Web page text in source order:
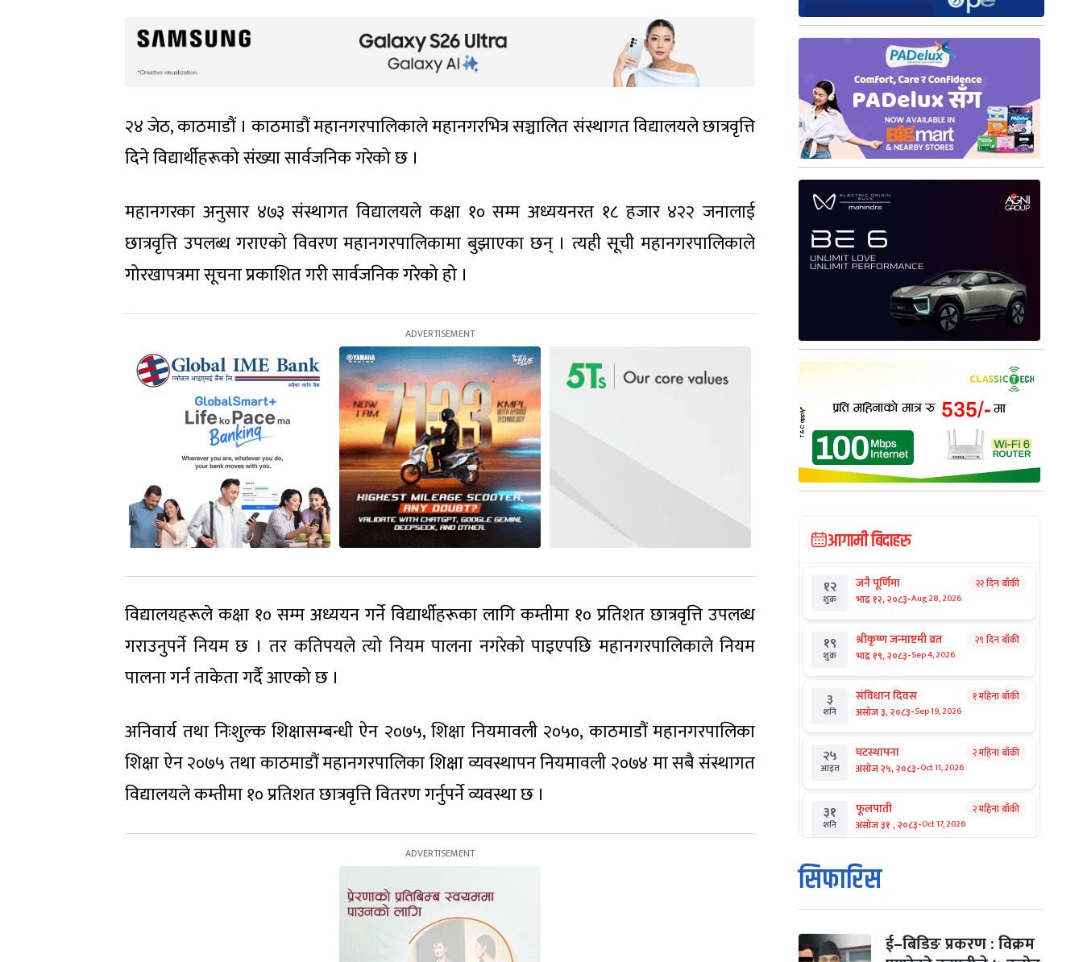
२४ जेठ, काठमाडौं । काठमाडौं महानगरपालिकाले महानगरभित्र सञ्चालित संस्थागत विद्यालयले छात्रवृत्ति
दिने विद्यार्थीहरूको संख्या सार्वजनिक गरेको छ ।
महानगरका अनुसार ४७३ संस्थागत विद्यालयले कक्षा १० सम्म अध्ययनरत १८ हजार ४२२ जनालाई
छात्रवृत्ति उपलब्ध गराएको विवरण महानगरपालिकामा बुझाएका छन् । त्यही सूची महानगरपालिकाले
गोरखापत्रमा सूचना प्रकाशित गरी सार्वजनिक गरेको हो ।
विद्यालयहरूले कक्षा १० सम्म अध्ययन गर्ने विद्यार्थीहरूका लागि कम्तीमा १० प्रतिशत छात्रवृत्ति उपलब्ध
गराउनुपर्ने नियम छ । तर कतिपयले त्यो नियम पालना नगरेको पाइएपछि महानगरपालिकाले नियम
पालना गर्न ताकेता गर्दै आएको छ ।
अनिवार्य तथा निःशुल्क शिक्षासम्बन्धी ऐन २०७५, शिक्षा नियमावली २०५०, काठमाडौं महानगरपालिका
शिक्षा ऐन २०७५ तथा काठमाडौं महानगरपालिका शिक्षा व्यवस्थापन नियमावली २०७४ मा सबै संस्थागत
विद्यालयले कम्तीमा १० प्रतिशत छात्रवृत्ति वितरण गर्नुपर्ने व्यवस्था छ ।
आगामी बिदाहरु
१२
शुक्र
जनै पूर्णिमा
भाद्र १२, २०८३-Aug 28, 2026
२२ दिन बाँकी
१९
शुक्र
श्रीकृष्ण जन्माष्टमी व्रत
भाद्र १९, २०८३-Sep 4, 2026
२९ दिन बाँकी
३
शनि
संविधान दिवस
असोज ३, २०८३-Sep 19, 2026
१ महिना बाँकी
२५
आइत
घटस्थापना
असोज २५, २०८३-Oct 11, 2026
२ महिना बाँकी
३१
शनि
फूलपाती
असोज ३१ , २०८३-Oct 17, 2026
२ महिना बाँकी
१
आइत
कार्तिक सङ्क्रान्ति
कार्तिक १, २०८३
मंगल कार्तिक ३, २०८३-Oct 20, 2026
सिफारिस
ई–बिडिङ प्रकरण : विक्रम